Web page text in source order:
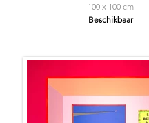
100 x 100 cm
Beschikbaar